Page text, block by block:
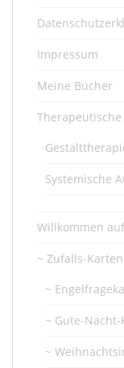
Impressum
Meine Bücher
Systemische
Willkommen
~ Zufalls-Karten
~
~ Gute-
~